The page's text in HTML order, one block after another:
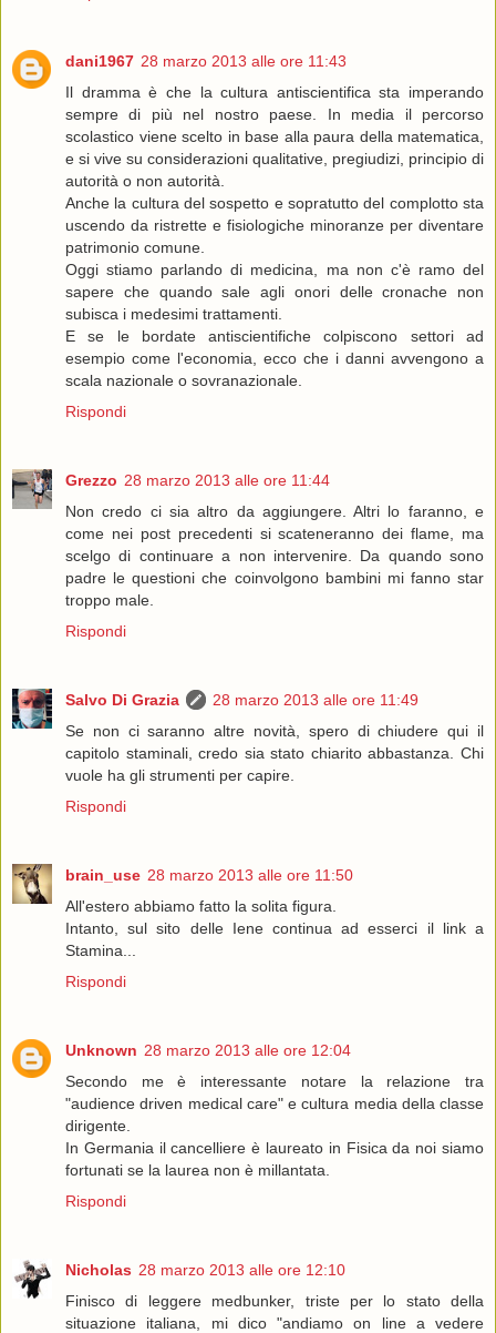
dani1967 28 marzo 2013 alle ore 11:43
Il dramma è che la cultura antiscientifica sta imperando
sempre di più nel nostro paese. In media il percorso
scolastico viene scelto in base alla paura della matematica,
e si vive su considerazioni qualitative, pregiudizi, principio di
autorità o non autorità.
Anche la cultura del sospetto e sopratutto del complotto sta
uscendo da ristrette e fisiologiche minoranze per diventare
patrimonio comune.
Oggi stiamo parlando di medicina, ma non c'è ramo del
sapere che quando sale agli onori delle cronache non
subisca i medesimi trattamenti.
E se le bordate antiscientifiche colpiscono settori ad
esempio come l'economia, ecco che i danni avvengono a
scala nazionale o sovranazionale.
Rispondi
Grezzo 28 marzo 2013 alle ore 11:44
Non credo ci sia altro da aggiungere. Altri lo faranno, e
come nei post precedenti si scateneranno dei flame, ma
scelgo di continuare a non intervenire. Da quando sono
padre le questioni che coinvolgono bambini mi fanno star
troppo male.
Rispondi
Salvo Di Grazia
28 marzo 2013 alle ore 11:49
Se non ci saranno altre novità, spero di chiudere qui il
capitolo staminali, credo sia stato chiarito abbastanza. Chi
vuole ha gli strumenti per capire.
Rispondi
brain_use 28 marzo 2013 alle ore 11:50
All'estero abbiamo fatto la solita figura.
Intanto, sul sito delle Iene continua ad esserci il link a
Stamina...
Rispondi
Unknown 28 marzo 2013 alle ore 12:04
Secondo me è interessante notare la relazione tra
"audience driven medical care" e cultura media della classe
dirigente.
In Germania il cancelliere è laureato in Fisica da noi siamo
fortunati se la laurea non è millantata.
Rispondi
Nicholas 28 marzo 2013 alle ore 12:10
Finisco di leggere medbunker, triste per lo stato della
situazione italiana, mi dico "andiamo on line a vedere